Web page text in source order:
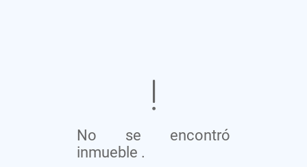
No se encontró
inmueble .